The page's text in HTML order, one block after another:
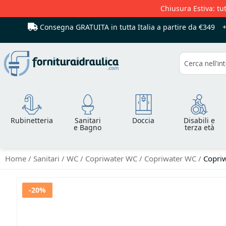
Chiusura Estiva:
Consegna GRATUITA in tutta Italia a partire da €349
Cerca
Rubinetteria Sanitari
e Bagno
Doccia Disabili e
terza età
Home Sanitari WC Copriwater WC Copriwater WC
Vai
-20%